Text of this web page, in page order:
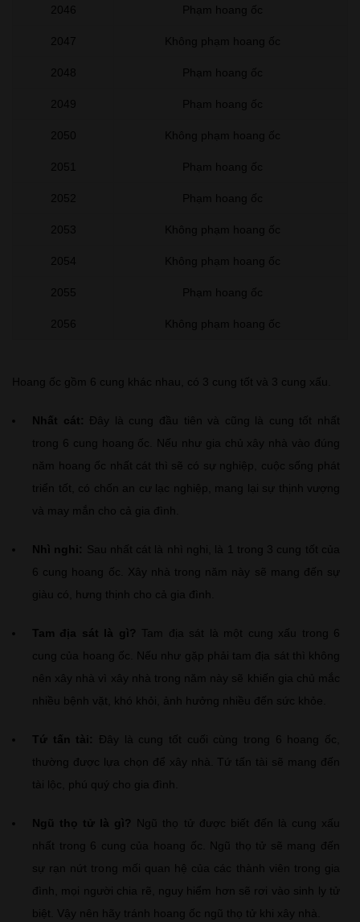
2046 Phạm hoang ốc
2047 Không phạm hoang ốc
2048 Phạm hoang ốc
2049 Phạm hoang ốc
2050 Không phạm hoang ốc
2051 Phạm hoang ốc
2052 Phạm hoang ốc
2053 Không phạm hoang ốc
2054 Không phạm hoang ốc
2055 Phạm hoang ốc
2056 Không phạm hoang ốc
Hoang ốc gồm 6 cung khác nhau, có 3 cung tốt và 3 cung xấu.
Nhất cát: Đây là cung đầu tiên và cũng là cung tốt nhất
trong 6 cung hoang ốc. Nếu như gia chủ xây nhà vào đúng
năm hoang ốc nhất cát thì sẽ có sự nghiệp, cuộc sống phát
triển tốt, có chốn an cư lạc nghiệp, mang lại sự thịnh vượng
và may mắn cho cả gia đình.
Nhì nghi:
Sau nhất cát là nhì nghi, là 1 trong 3 cung tốt của
6 cung hoang ốc. Xây nhà trong năm này sẽ mang đến sự
giàu có, hưng thịnh cho cả gia đình.
Tam địa sát là gì? Tam địa sát là một cung xấu trong 6
cung của hoang ốc. Nếu như gặp phải tam địa sát thì không
nên xây nhà vì xây nhà trong năm này sẽ khiến gia chủ mắc
nhiều bệnh vặt, khó khỏi, ảnh hưởng nhiều đến sức khỏe.
Tứ tấn tài:
Đây là cung tốt cuối cùng trong 6 hoang ốc,
thường được lựa chọn để xây nhà. Tứ tấn tài sẽ mang đến
tài lộc, phú quý cho gia đình.
Ngũ thọ tử là gì?
Ngũ thọ tử được biết đến là cung xấu
nhất trong 6 cung của hoang ốc. Ngũ thọ tử sẽ mang đến
sự rạn nứt trong mối quan hệ của các thành viên trong gia
đình, mọi người chia rẽ, nguy hiểm hơn sẽ rơi vào sinh ly tử
biệt. Vậy nên hãy tránh hoang ốc ngũ thọ tử khi xây nhà.